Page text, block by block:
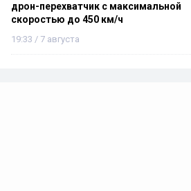
дрон-перехватчик с максимальной
скоростью до 450 км/ч
19:33 / 7 августа